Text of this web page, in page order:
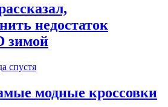
недостаток
зимой
спустя
модные кроссовки